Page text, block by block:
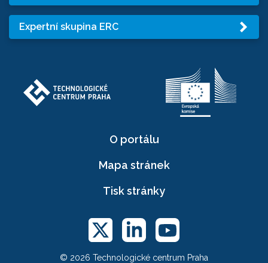
Expertní skupina ERC
O portálu
Mapa stránek
Tisk stránky
© 2026 Technologické centrum Praha